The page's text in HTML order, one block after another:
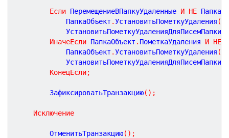
Если ПеремещениеВПапкуУдаленные И НЕ
			ПапкаОбъект
.УстановитьПометкуУдаления (
			УстановитьПометкуУдаленияДляПисемПапки
ИначеЕсли ПапкаОбъект . ПометкаУдаления И НЕ
			ПапкаОбъект
.УстановитьПометкуУдаления (
			УстановитьПометкуУдаленияДляПисемПапки
КонецЕсли;
		ЗафиксироватьТранзакцию
( ) ;
Исключение
		ОтменитьТранзакцию
( ) ;